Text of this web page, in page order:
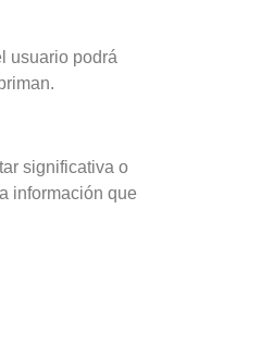
usuario podrá
significativa o
información que